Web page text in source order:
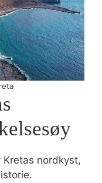
Kretas nordkyst,